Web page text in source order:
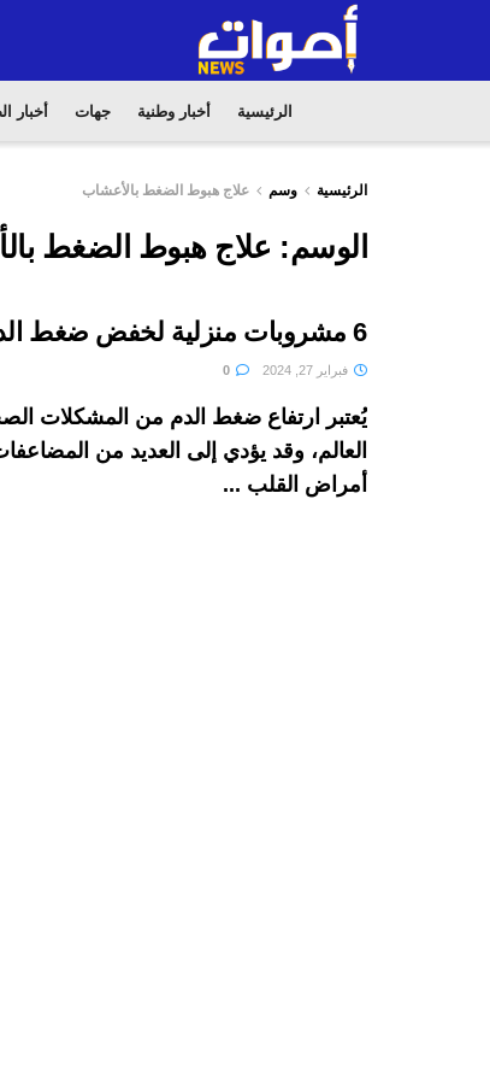
الرئيسية أخبار وطنية جهات أخبار
الرئيسية وسم علاج هبوط الضغط بالأعشاب
الوسم: علاج هبوط الضغط
6 مشروبات منزلية لخفض ضغط الدم المرتفع
فبراير 27, 2024
يُعتبر ارتفاع ضغط الدم من المشكلات
العالم، وقد يؤدي إلى العديد من
أمراض القلب ...